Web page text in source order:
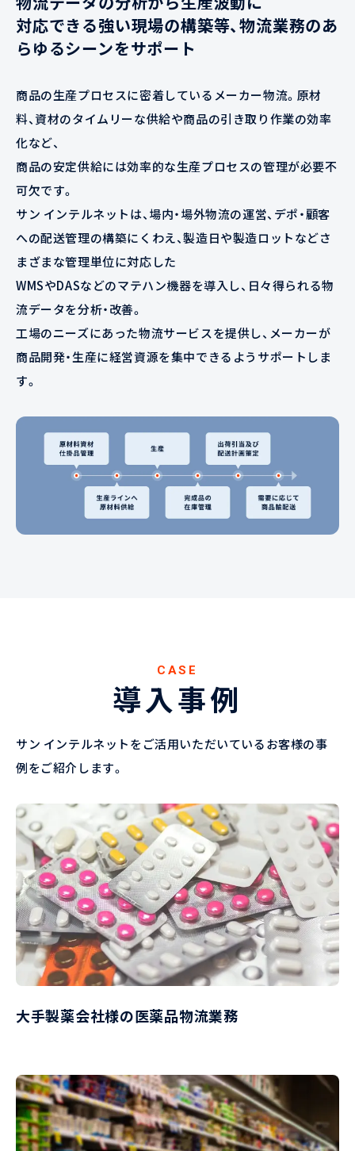
対応できる強い現場の構築等、物流業務のあ
らゆるシーンをサポート
商品の生産プロセスに密着しているメーカー物流。原材
料、資材のタイムリーな供給や商品の引き取り作業の効率
化など、
商品の安定供給には効率的な生産プロセスの管理が必要不
可欠です。
サン インテルネットは、場内・場外物流の運営、デポ・顧客
への配送管理の構築にくわえ、製造日や製造ロットなどさ
まざまな管理単位に対応した
WMSやDASなどのマテハン機器を導入し、日々得られる物
流データを分析・改善。
工場のニーズにあった物流サービスを提供し、メーカーが
商品開発・生産に経営資源を集中できるようサポートしま
す。
CASE
導入事例
サン インテルネットをご活用いただいているお客様の事
例をご紹介します。
大手製薬会社様の医薬品物流業務